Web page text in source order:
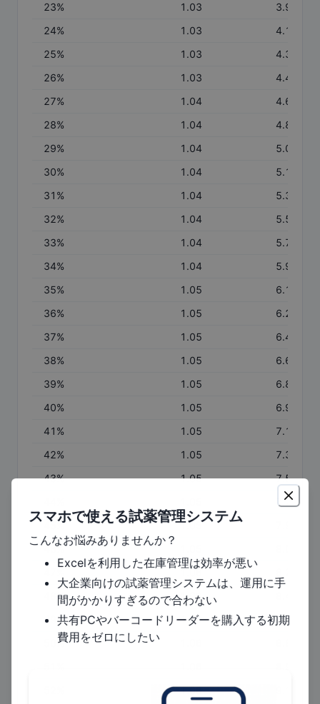
23% 1.03
3.95
24% 1.03
4.12
25% 1.03
4.30
26% 1.03
4.48
27% 1.04
4.66
28% 1.04
4.83
29% 1.04
5.01
30% 1.04
5.19
31 % 1.04
5.37
32% 1.04
5.55
33% 1.04
5.73
34% 1.04
5.92
35% 1.05
6.10
36% 1.05
6.28
37% 1.05
6.45
38% 1.05
6.63
39% 1.05
6.81
40% 1.05
6.99
41 % 1.05
7.17
42% 1.05
7.36
43% 1.05
7.54
7.72
45 % 1.05
46%
1.06
% 1.06
49 % 1.06
8.62
%
1.06
スマホで使える試薬管理システム
こんなお悩みありませんか？
Excelを利用した在庫管理は効率が悪い
大企業向けの試薬管理システムは、運用に手
間がかかりすぎるので合わない
共有PCやバーコードリーダーを購入する初期
費用をゼロにしたい